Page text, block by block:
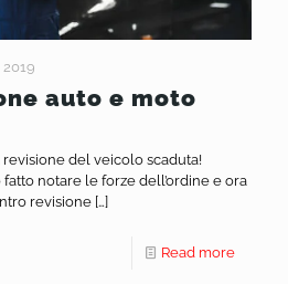
auto e moto
del veicolo scaduta!
notare le forze dell’ordine e ora
revisione […]
Read more